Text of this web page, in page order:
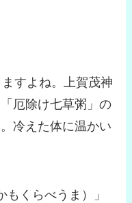
すよね。上賀茂神
厄除け七草粥」の
冷えた体に温かい
くらべうま）」